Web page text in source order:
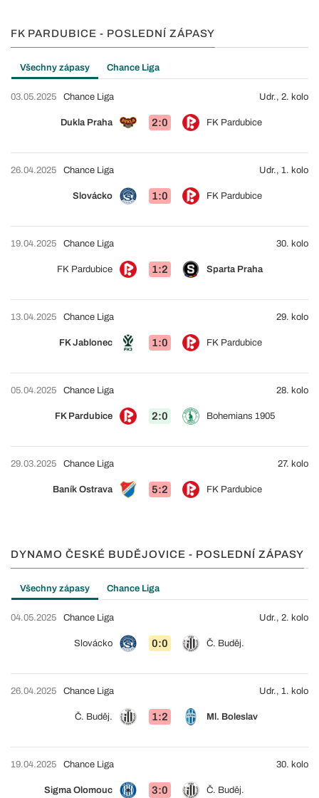
FK PARDUBICE - POSLEDNÍ ZÁPASY
Všechny zápasy Chance Liga
03.05.2025
Dukla Praha 2:0 FK Pardubice
Chance Liga Udr., 2. kolo
26.04.2025
Slovácko 1:0 FK Pardubice
Chance Liga Udr., 1. kolo
19.04.2025
FK Pardubice 1:2 Sparta Praha
Chance Liga 30. kolo
13.04.2025
FK Jablonec 1:0 FK Pardubice
Chance Liga 29. kolo
05.04.2025
FK Pardubice 2:0 Bohemians 1905
Chance Liga 28. kolo
29.03.2025
Baník Ostrava 5:2 FK Pardubice
Chance Liga 27. kolo
DYNAMO ČESKÉ BUDĚJOVICE - POSLEDNÍ ZÁPASY
Všechny zápasy Chance Liga
04.05.2025
Slovácko 0:0 Č. Buděj.
Chance Liga Udr., 2. kolo
26.04.2025
Č. Buděj. 1:2 Ml. Boleslav
Chance Liga Udr., 1. kolo
19.04.2025
Sigma Olomouc 3:0 Č. Buděj.
Chance Liga 30. kolo